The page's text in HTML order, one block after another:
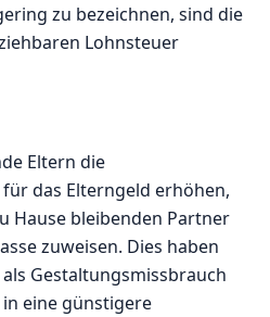
zu bezeichnen, sind die
Lohnsteuer
Eltern die
das Elterngeld erhöhen,
Hause bleibenden Partner
zuweisen. Dies haben
Gestaltungsmissbrauch
eine günstigere